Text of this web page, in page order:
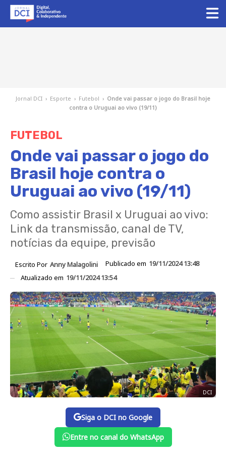
Jornal DCI › Esporte › Futebol › Onde vai passar o jogo do Brasil hoje
contra o Uruguai ao vivo (19/11)
FUTEBOL
Onde vai passar o jogo do
Brasil hoje contra o
Uruguai ao vivo (19/11)
Como assistir Brasil x Uruguai ao vivo:
Link da transmissão, canal de TV,
notícias da equipe, previsão
Escrito Por Anny Malagolini Publicado em 19/11/2024 13:48
Atualizado em 19/11/2024 13:54
DCI
Siga o DCI no Google
Entre no canal do WhatsApp